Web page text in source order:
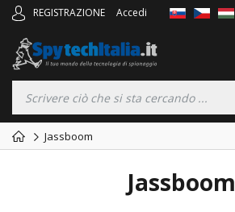
REGISTRAZIONE Accedi
Jassboom
Jassboom